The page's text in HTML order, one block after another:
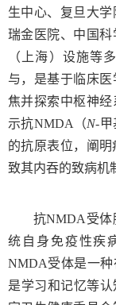
生中心、复旦大
瑞金医院、中国
（上海）设施等
与，是基于临床
焦并探索中枢神
示抗NMDA （N-
的抗原表位，阐
致其内吞的致病机
抗NMDA 受体
统自身免疫性疾
NMDA受体是一种
是学习和记忆等